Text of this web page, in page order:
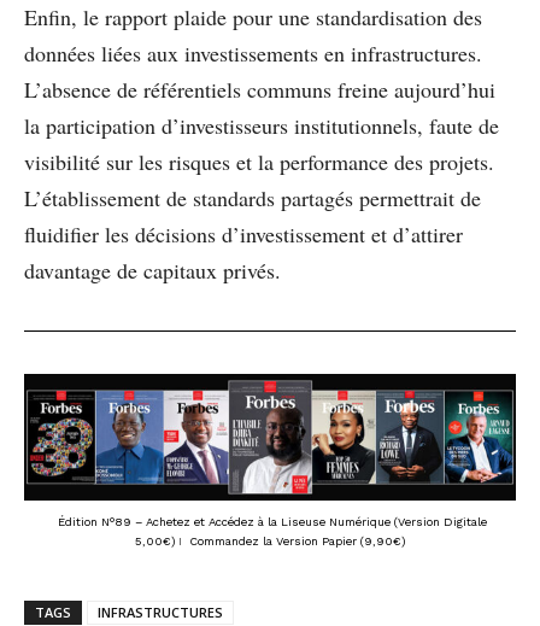
Enfin, le rapport plaide pour une standardisation des
données liées aux investissements en infrastructures.
L’absence de référentiels communs freine aujourd’hui
la participation d’investisseurs institutionnels, faute de
visibilité sur les risques et la performance des projets.
L’établissement de standards partagés permettrait de
fluidifier les décisions d’investissement et d’attirer
davantage de capitaux privés.
Édition N°89 – Achetez et Accédez à la Liseuse Numérique (Version Digitale
5,00€) I Commandez la Version Papier (9,90€)
TAGS INFRASTRUCTURES